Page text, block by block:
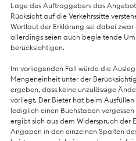
Lage des Auftraggebers das
Rücksicht auf die Verkehrssitte
Wortlaut der Erklärung sei dabei
allerdings seien auch begleitende
berücksichtigen.
Im vorliegenden Fall würde die
Mengeneinheit unter der
ergeben, dass keine unzulässige
vorliegt. Der Bieter hat beim
lediglich einen Buchstaben
ergibt sich aus dem Widerspruch der
Angaben in den einzelnen Spalten